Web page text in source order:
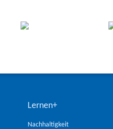
Lernen+
Nachhaltigkeit